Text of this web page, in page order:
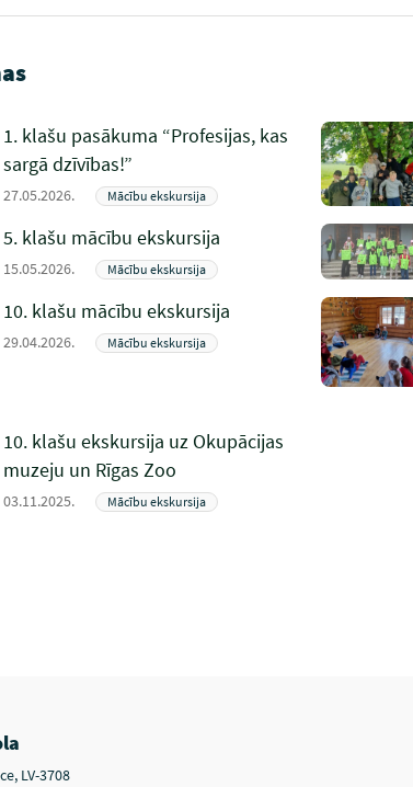
1. klašu pasākuma “Profesijas, kas
sargā dzīvības!”
27.05.2026. Mācību ekskursija
5. klašu mācību ekskursija
15.05.2026. Mācību ekskursija
10. klašu mācību ekskursija
29.04.2026. Mācību ekskursija
10. klašu ekskursija uz Okupācijas
muzeju un Rīgas Zoo
03.11.2025. Mācību ekskursija
LV-3708